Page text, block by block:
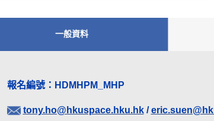
一般資料
報名編號：HDMHPM_MHP
tony.ho@hkuspace.hku.hk/